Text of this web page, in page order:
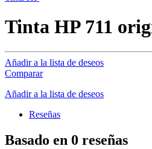
Tinta HP 711
Añadir a la lista de deseos
Comparar
Añadir a la lista de deseos
Reseñas
Basado en 0 reseñas